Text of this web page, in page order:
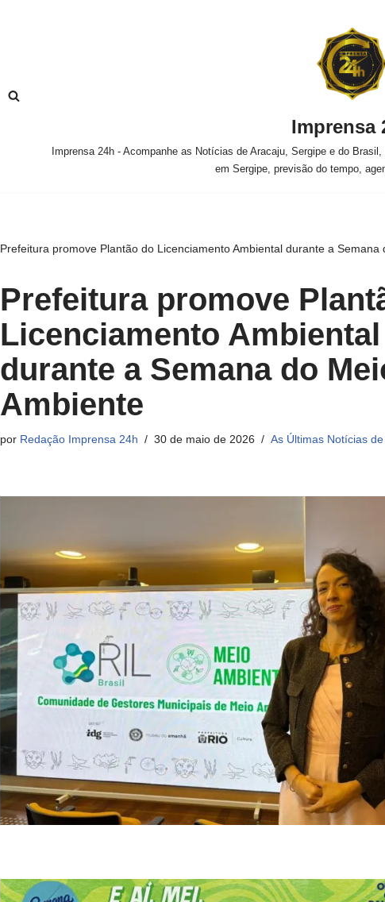
Imprensa
Imprensa 24h - Acompanhe as Notícias de Aracaju, Sergipe e do
em Sergipe, previsão do tempo,
Prefeitura promove Plantão do Licenciamento Ambiental durante a Semana
Prefeitura promove
Licenciamento Ambiental
durante a Semana do
Ambiente
por Redação Imprensa 24h 30 de maio de 2026 As Últimas Notícias